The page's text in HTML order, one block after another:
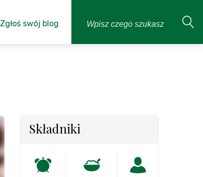
Zgłoś swój blog
Składniki